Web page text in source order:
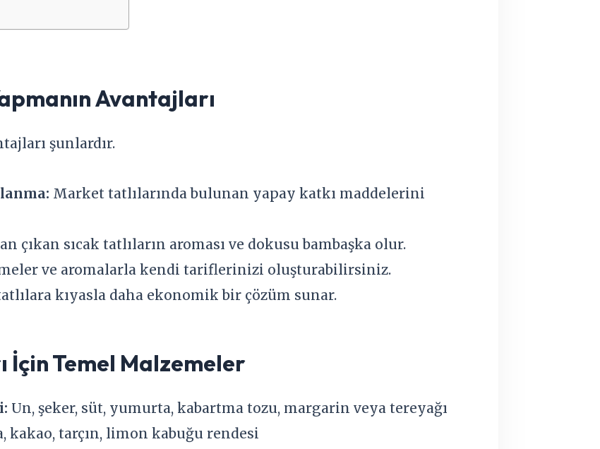
Avantajları
şunlardır.
Market tatlılarında bulunan yapay katkı maddelerini
çıkan sıcak tatlıların aroması ve dokusu bambaşka olur.
ve aromalarla kendi tariflerinizi oluşturabilirsiniz.
kıyasla daha ekonomik bir çözüm sunar.
İçin Temel Malzemeler
Un, şeker, süt, yumurta, kabartma tozu, margarin veya tereyağı
kakao, tarçın, limon kabuğu rendesi